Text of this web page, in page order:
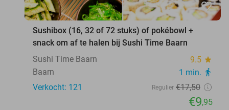
favorite_border
Sushibox (16, 32 of 72 stuks) of pokébowl +
snack om af te halen bij Sushi Time Baarn
Sushi Time Baarn
9.5 star
Baarn 1 min. directions_walk
Verkocht: 121 Regulier €17,50
€9,95